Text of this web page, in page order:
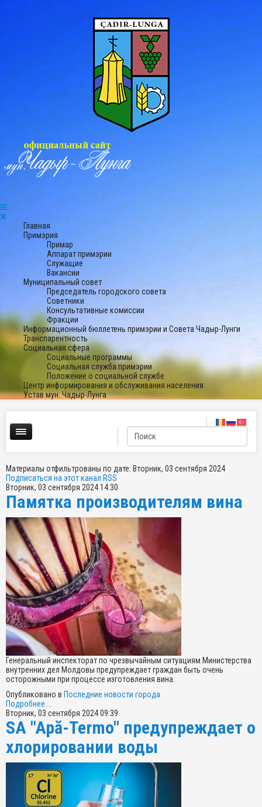
Главная
Примэрия
Примар
Аппарат примэрии
Служащие
Вакансии
Муниципальный совет
Председатель городского совета
Советники
Консультативные комиссии
Фракции
Информационный бюллетень примэрии и Совета Чадыр-Лунги
Транспарентность
Социальная сфера
Социальные программы
Социальная служба примэрии
Положение о социальной службе
Центр информирования и обслуживания населения
Устав мун. Чадыр-Лунга
Материалы отфильтрованы по дате: Вторник, 03 сентября 2024
Подписаться на этот канал RSS
Вторник, 03 сентября 2024 14:30
Памятка производителям вина
Генеральный инспекторат по чрезвычайным ситуациям Министерства
внутренних дел Молдовы предупреждает граждан быть очень
осторожными при процессе изготовления вина.
Опубликовано в Последние новости города
Подробнее ...
Вторник, 03 сентября 2024 09:39
SA "Apă-Termo" предупреждает о
хлорировании воды